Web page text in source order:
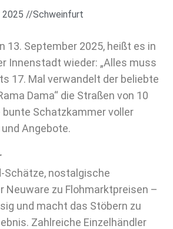
2025 //Schweinfurt
13. September 2025, heißt es in
Innenstadt wieder: „Alles muss
17. Mal verwandelt der beliebte
Dama“ die Straßen von 10
bunte Schatzkammer voller
Angebote.
Schätze, nostalgische
Neuware zu Flohmarktpreisen –
und macht das Stöbern zu
Zahlreiche Einzelhändler